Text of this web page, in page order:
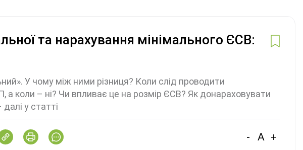
та нарахування мінімального ЄСВ:
У чому між ними різниця? Коли слід проводити
коли – ні? Чи впливає це на розмір ЄСВ? Як донараховувати
у статті
- A +